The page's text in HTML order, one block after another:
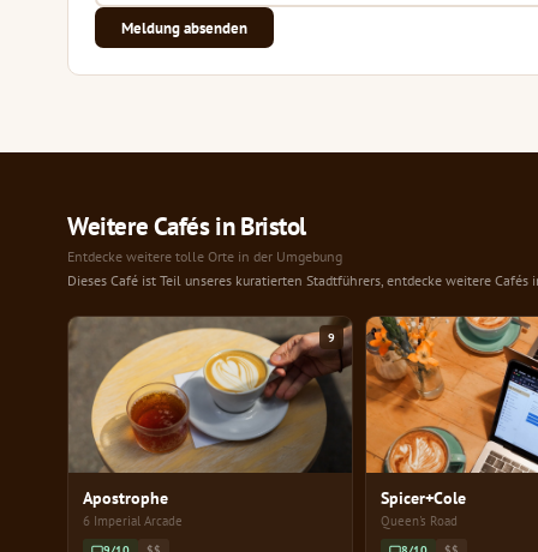
Meldung absenden
Weitere Cafés in Bristol
Entdecke weitere tolle Orte in der Umgebung
Dieses Café ist Teil unseres kuratierten Stadtführers, entdecke weitere
9
Apostrophe
6 Imperial Arcade
Spicer+Cole
Queen's Road